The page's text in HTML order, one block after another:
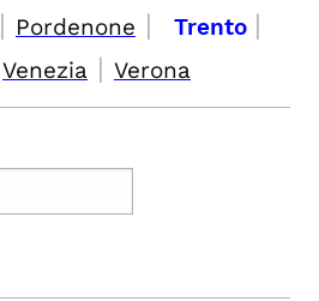
| Pordenone | Trento |
Venezia | Verona